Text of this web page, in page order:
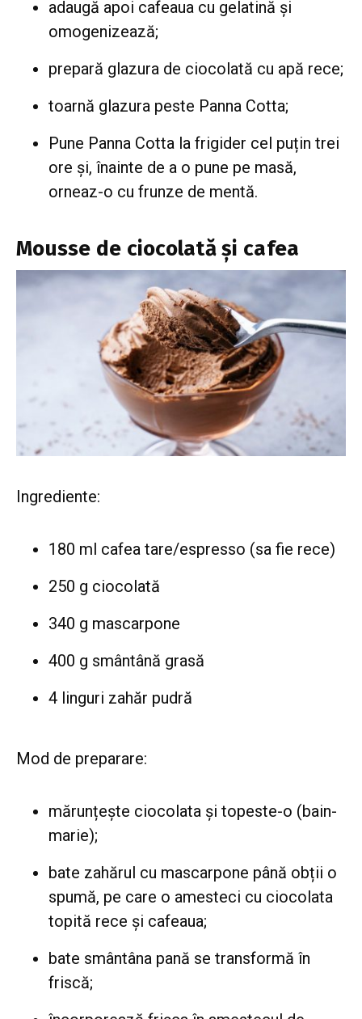
adaugă apoi cafeaua cu gelatină și
omogenizează;
prepară glazura de ciocolată cu apă rece;
toarnă glazura peste Panna Cotta;
Pune Panna Cotta la frigider cel puțin trei
ore și, înainte de a o pune pe masă,
orneaz-o cu frunze de mentă.
Mousse de ciocolată și cafea
Ingrediente:
180 ml cafea tare/espresso (sa fie rece)
250 g ciocolată
340 g mascarpone
400 g smântână grasă
4 linguri zahăr pudră
Mod de preparare:
mărunțește ciocolata și topeste-o (bain-
marie);
bate zahărul cu mascarpone până obții o
spumă, pe care o amesteci cu ciocolata
topită rece și cafeaua;
bate smântâna pană se transformă în
friscă;